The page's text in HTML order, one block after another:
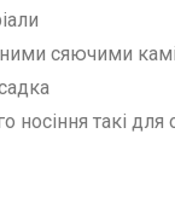
сяючими
носіння такі